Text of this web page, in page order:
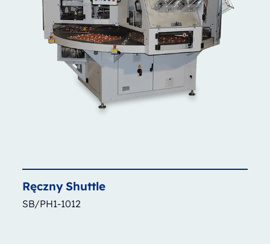
RęcznyShuttle
SB/PH1-1012